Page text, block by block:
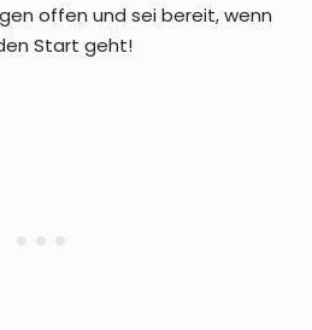
offen und sei bereit, wenn
Start geht!